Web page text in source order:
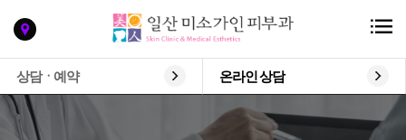
상담ㆍ예약 온라인 상담